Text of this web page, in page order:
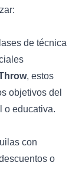
de técnica
, estos
objetivos del
o educativa.
con
o